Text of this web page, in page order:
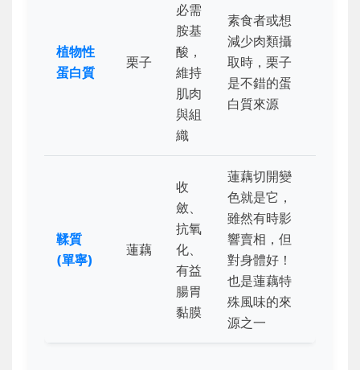
植物性
蛋白質
栗子
必需
胺基
酸，
維持
肌肉
與組
織
素食者或想
減少肉類攝
取時，栗子
是不錯的蛋
白質來源
鞣質
(單寧)
蓮藕
收
斂、
抗氧
化、
有益
腸胃
黏膜
蓮藕切開變
色就是它，
雖然有時影
響賣相，但
對身體好！
也是蓮藕特
殊風味的來
源之一